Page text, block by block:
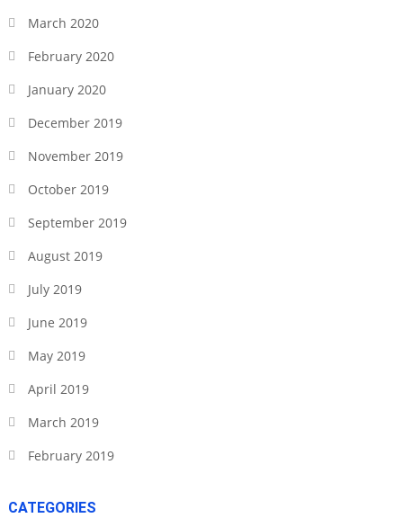
March 2020
February 2020
January 2020
December 2019
November 2019
October 2019
September 2019
August 2019
July 2019
June 2019
May 2019
April 2019
March 2019
February 2019
CATEGORIES